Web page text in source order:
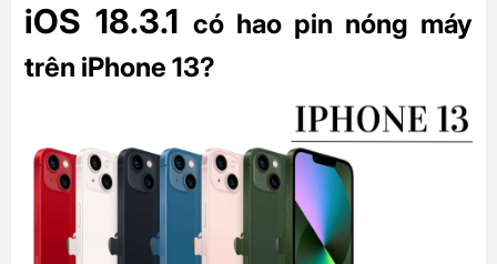
iOS 18.3.1 có hao pin nóng máy
trên iPhone 13?